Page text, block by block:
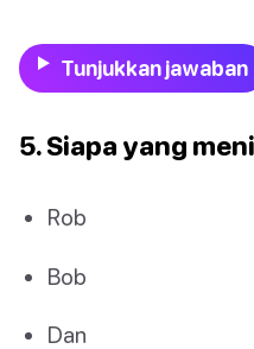
Tunjukkan jawaban
5. Siapa yang
Rob
Bob
Dan